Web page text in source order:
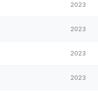
2023
2023
2023
2023